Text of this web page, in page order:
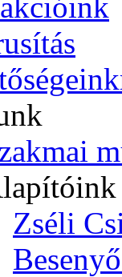
Zséli